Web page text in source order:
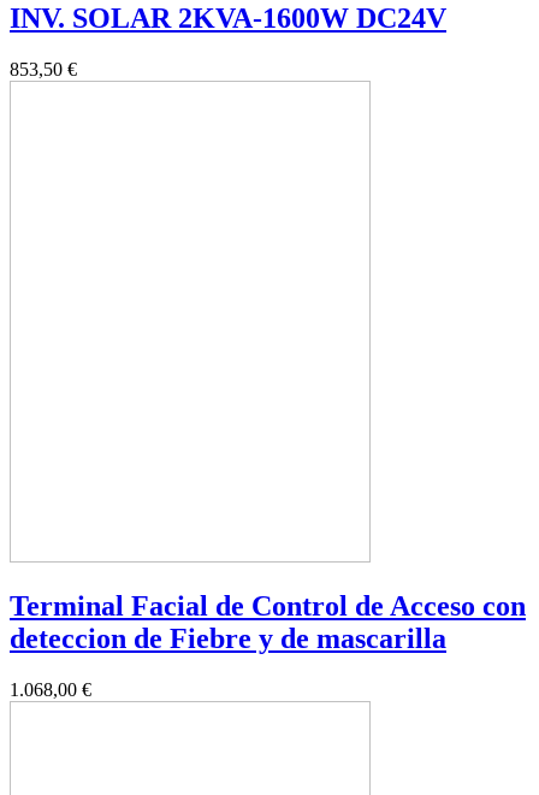
INV. SOLAR 2KVA-1600W DC24V
853,50 €
Terminal Facial de Control de Acceso con
deteccion de Fiebre y de mascarilla
1.068,00 €